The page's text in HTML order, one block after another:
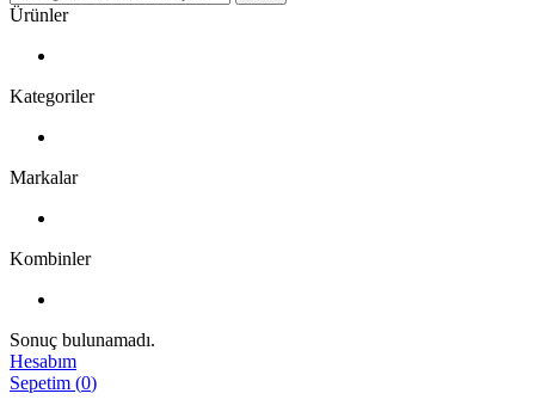
Ürünler
Kategoriler
Markalar
Kombinler
Sonuç bulunamadı.
Hesabım
Sepetim (0)